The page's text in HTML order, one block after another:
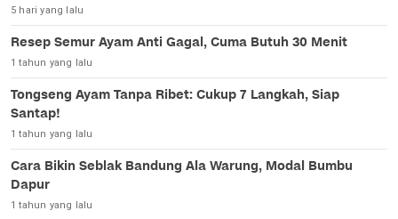
5 hari yang lalu
Resep Semur Ayam Anti Gagal, Cuma Butuh 30 Menit
1 tahun yang lalu
Tongseng Ayam Tanpa Ribet: Cukup 7 Langkah, Siap
Santap!
1 tahun yang lalu
Cara Bikin Seblak Bandung Ala Warung, Modal Bumbu
Dapur
1 tahun yang lalu